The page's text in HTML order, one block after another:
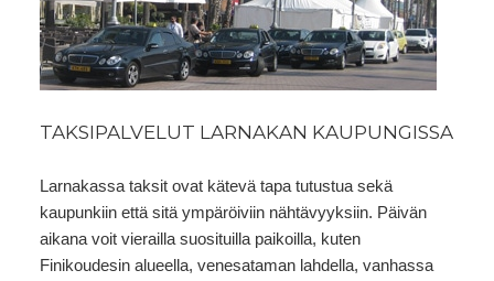
TAKSIPALVELUT LARNAKAN KAUPUNGISSA
Larnakassa taksit ovat kätevä tapa tutustua sekä
kaupunkiin että sitä ympäröiviin nähtävyyksiin. Päivän
aikana voit vierailla suosituilla paikoilla, kuten
Finikoudesin alueella, venesataman lahdella, vanhassa